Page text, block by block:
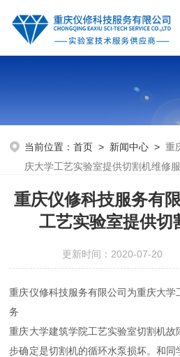
当前位置：首页 > 新闻中心 >重
庆大学工艺实验室提供切割机维修
重庆仪修科技服务有
工艺实验室提供切
更新时间：2020-07-20
重庆仪修科技服务有限公司为重庆大
务
重庆大学建筑学院工艺实验室切割机
步确定是切割机的循环水泵损坏。和